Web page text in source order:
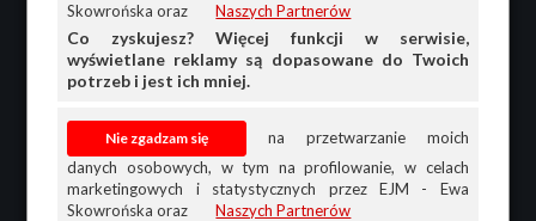
Skowrońska oraz
Naszych Partnerów
Co zyskujesz? Więcej funkcji w serwisie,
wyświetlane reklamy są dopasowane do Twoich
potrzeb i jest ich mniej.
na przetwarzanie moich
danych osobowych, w tym na profilowanie, w celach
marketingowych i statystycznych przez EJM - Ewa
Skowrońska oraz
Naszych Partnerów